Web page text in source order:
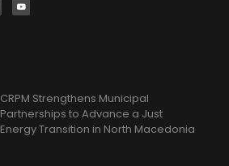
CRPM Strengthens Municipal
Partnerships to Advance a Just
Energy Transition in North Macedonia